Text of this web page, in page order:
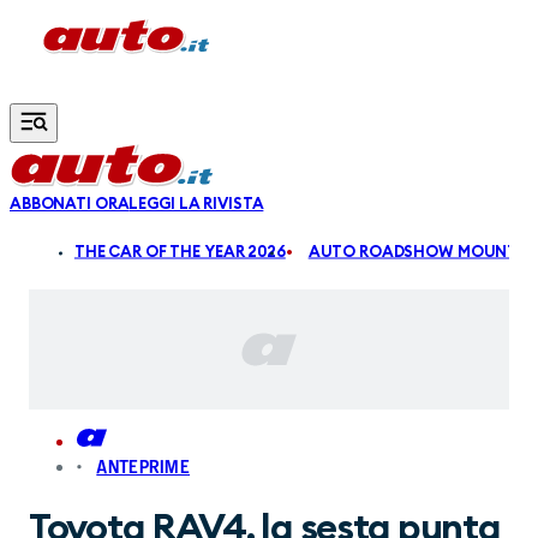
Vai al contenuto principale
ABBONATI ORALEGGI LA RIVISTA
THE CAR OF THE YEAR 2026 AUTO ROADSHOW
ANTEPRIME
Toyota RAV4, la sesta punta